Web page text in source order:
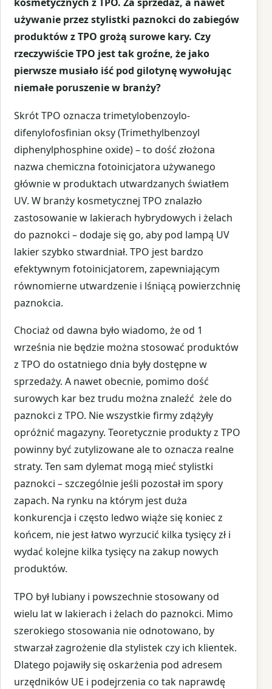
używanie przez stylistki paznokci do zabiegów
produktów z TPO grożą surowe kary. Czy
rzeczywiście TPO jest tak groźne, że jako
pierwsze musiało iść pod gilotynę wywołując
niemałe poruszenie w branży?
Skrót TPO oznacza trimetylobenzoylo-
difenylofosfinian oksy (Trimethylbenzoyl
diphenylphosphine oxide) – to dość złożona
nazwa chemiczna fotoinicjatora używanego
głównie w produktach utwardzanych światłem
UV. W branży kosmetycznej TPO znalazło
zastosowanie w lakierach hybrydowych i żelach
do paznokci – dodaje się go, aby pod lampą UV
lakier szybko stwardniał. TPO jest bardzo
efektywnym fotoinicjatorem, zapewniającym
równomierne utwardzenie i lśniącą powierzchnię
paznokcia.
Chociaż od dawna było wiadomo, że od 1
września nie będzie można stosować produktów
z TPO do ostatniego dnia były dostępne w
sprzedaży. A nawet obecnie, pomimo dość
surowych kar bez trudu można znaleźć żele do
paznokci z TPO. Nie wszystkie firmy zdążyły
opróżnić magazyny. Teoretycznie produkty z TPO
powinny być zutylizowane ale to oznacza realne
straty. Ten sam dylemat mogą mieć stylistki
paznokci – szczególnie jeśli pozostał im spory
zapach. Na rynku na którym jest duża
konkurencja i często ledwo wiąże się koniec z
końcem, nie jest łatwo wyrzucić kilka tysięcy zł i
wydać kolejne kilka tysięcy na zakup nowych
produktów.
TPO był lubiany i powszechnie stosowany od
wielu lat w lakierach i żelach do paznokci. Mimo
szerokiego stosowania nie odnotowano, by
stwarzał zagrożenie dla stylistek czy ich klientek.
Dlatego pojawiły się oskarżenia pod adresem
urzędników UE i podejrzenia co tak naprawdę